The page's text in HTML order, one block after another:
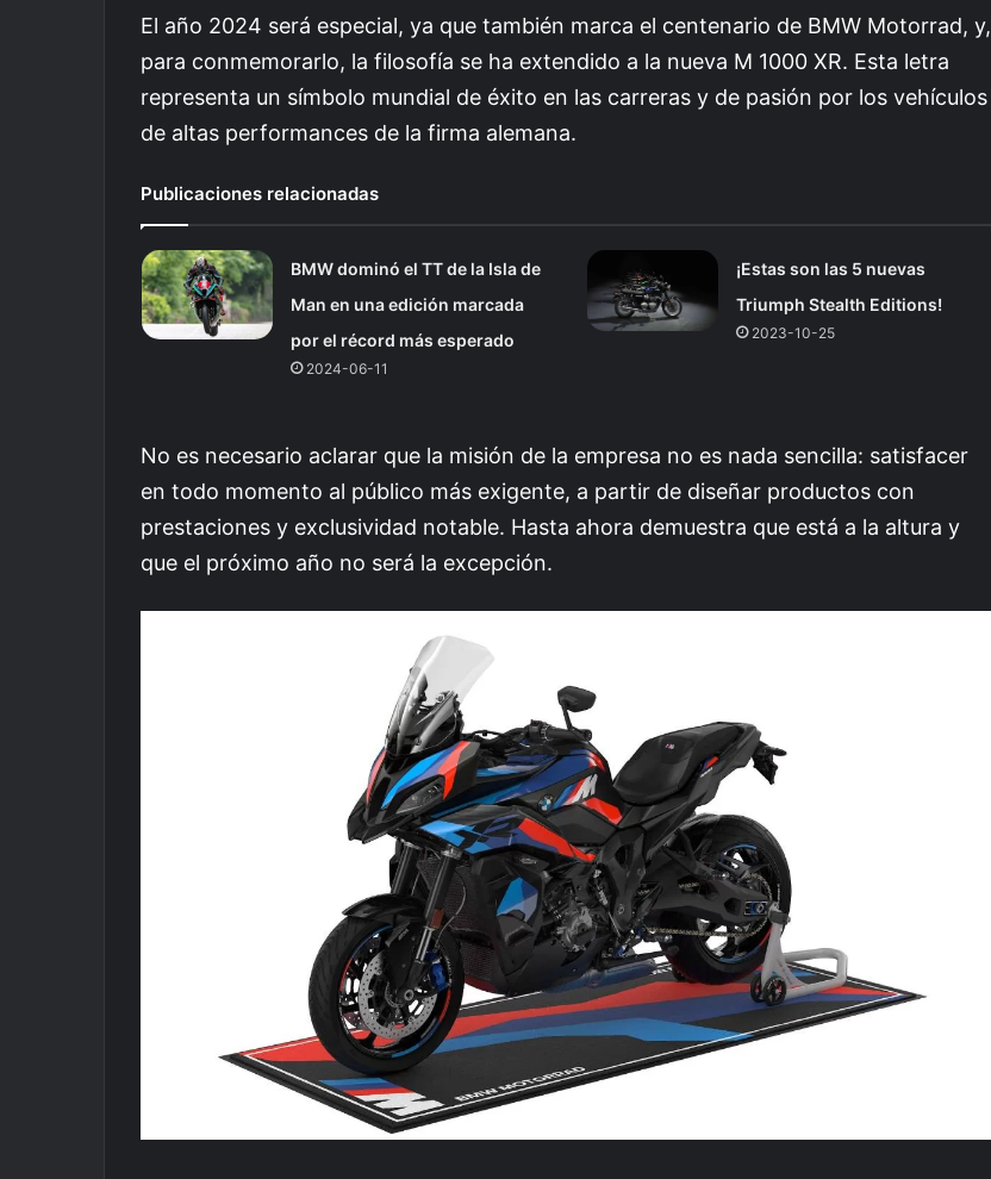
El año 2024 será especial, ya que también marca el centenario de BMW Motorrad, y,
para conmemorarlo, la filosofía se ha extendido a la nueva M 1000 XR. Esta letra
representa un símbolo mundial de éxito en las carreras y de pasión por los vehículos
de altas performances de la firma alemana.
Publicaciones relacionadas
BMW dominó el TT de la Isla de
Man en una edición marcada
por el récord más esperado
2024-06-11
¡Estas son las 5 nuevas
Triumph Stealth Editions!
2023-10-25
No es necesario aclarar que la misión de la empresa no es nada sencilla: satisfacer
en todo momento al público más exigente, a partir de diseñar productos con
prestaciones y exclusividad notable. Hasta ahora demuestra que está a la altura y
que el próximo año no será la excepción.